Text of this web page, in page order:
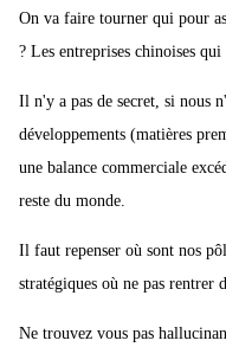
On va faire tourner qui pour
? Les entreprises chinoises
Il n'y a pas de secret, si nous
développements (matières
une balance commerciale
reste du monde.
Il faut repenser où sont nos
stratégiques où ne pas rentrer
Ne trouvez vous pas